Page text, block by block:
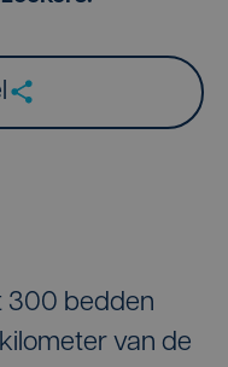
300 bedden
van de